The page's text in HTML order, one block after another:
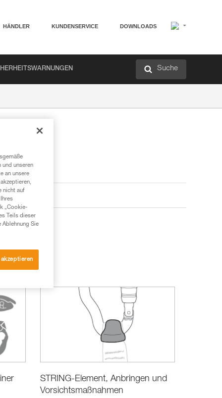
HÄNDLER KUNDENSERVICE DOWNLOADS
Suche
STRING-Element, Anbringen und
Vorsichtsmaßnahmen
und unseren
an unsere
nicht auf
„Cookie-
Teils dieser
Ablehnung Sie